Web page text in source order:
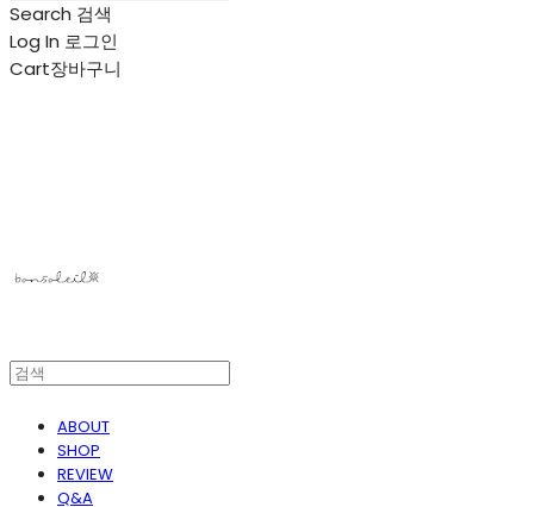
Search 검색
Log In 로그인
Cart장바구니
ABOUT
SHOP
REVIEW
Q&A